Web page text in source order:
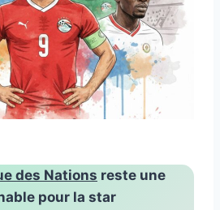
des Nations reste une
pour la star